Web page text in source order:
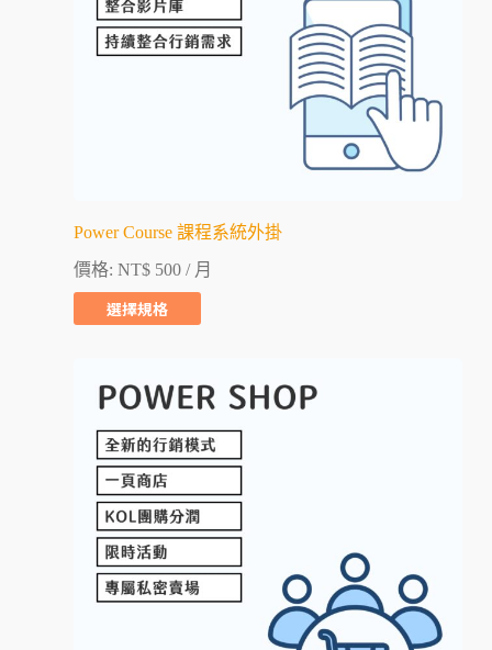
Power Course 課程系統外掛
價格: NT$ 500 / 月
選擇規格